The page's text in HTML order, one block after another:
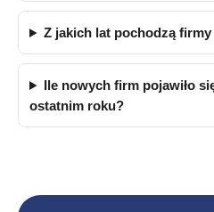
Z jakich lat pochodzą
Ile nowych firm pojawiło
ostatnim roku?